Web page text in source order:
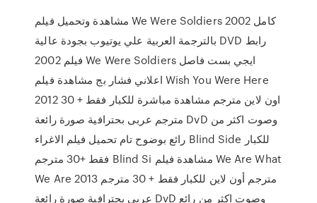
مشاهدة وتحميل فيلم We Were Soldiers 2002 كامل
بالترجمة العربية علي يوتيوب بجودة عالية DVD رابط
فيلم 2002 We Were Soldiers ايجي بست فاصل
اعلاني فشار بج مشاهدة فيلم Wish You Were Here
2012 اون لاين مترجم مشاهدة مباشرة للكبار فقط + 30
مترجم عربى بحترافية صورة رائعة DvD وصوت اكثر من
رائع بوضوح تام تحميل فيلم الاغراء Blind Side للكبار
فقط +30 مترجم Blind Si مشاهدة فيلم We Are What
We Are 2013 مترجم أون لاين للكبار فقط + 30 مترجم
عربى بحترافية صورة رائعة DvD وصوت اكثر من رائع